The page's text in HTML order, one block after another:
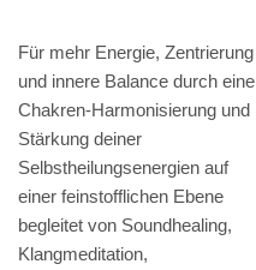
Für mehr Energie, Zentrierung
und innere Balance durch eine
Chakren-Harmonisierung und
Stärkung deiner
Selbstheilungsenergien auf
einer feinstofflichen Ebene
begleitet von Soundhealing,
Klangmeditation,